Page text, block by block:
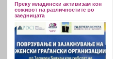
Преку младински активизам кон
соживот на различностите во
заедницата